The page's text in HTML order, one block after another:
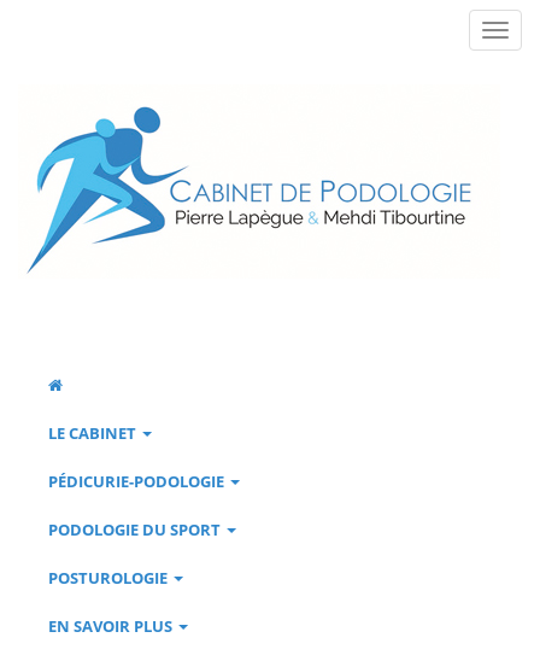
LE CABINET
PÉDICURIE-PODOLOGIE
PODOLOGIE DU SPORT
POSTUROLOGIE
EN SAVOIR PLUS